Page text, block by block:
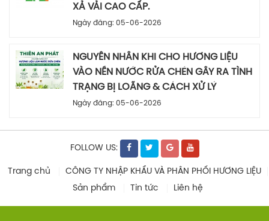
XẢ VẢI CAO CẤP.
Ngày đăng: 05-06-2026
NGUYÊN NHÂN KHI CHO HƯƠNG LIỆU
VÀO NỀN NƯỚC RỬA CHÉN GÂY RA TÌNH
TRẠNG BỊ LOÃNG & CÁCH XỬ LÝ
Ngày đăng: 05-06-2026
FOLLOW US:
Trang chủ
CÔNG TY NHẬP KHẨU VÀ PHÂN PHỐI HƯƠNG LIỆU
Sản phẩm
Tin tức Liên hệ